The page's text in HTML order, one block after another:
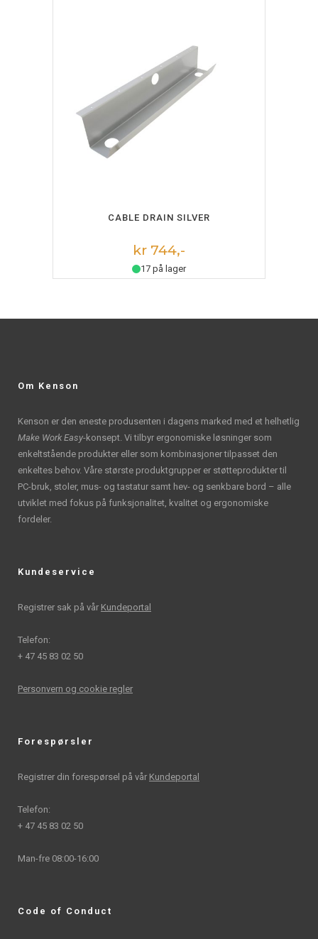
LEGG I HANDLEKURV
CABLE DRAIN SILVER
kr 744,-
17 på lager
Om Kenson
Kenson er den eneste produsenten i dagens marked med et helhetlig
Make Work Easy-konsept. Vi tilbyr ergonomiske løsninger som
enkeltstående produkter eller som kombinasjoner tilpasset den
enkeltes behov. Våre største produktgrupper er støtteprodukter til
PC-bruk, stoler, mus- og tastatur samt hev- og senkbare bord – alle
utviklet med fokus på funksjonalitet, kvalitet og ergonomiske
fordeler.
Kundeservice
Registrer sak på vår Kundeportal
Telefon:
+ 47 45 83 02 50
Personvern og cookie regler
Forespørsler
Registrer din forespørsel på vår Kundeportal
Telefon:
+ 47 45 83 02 50
Man-fre 08:00-16:00
Code of Conduct